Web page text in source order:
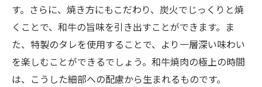
す。さらに、焼き方にもこだわり、炭火でじっくりと焼
くことで、和牛の旨味を引き出すことができます。ま
た、特製のタレを使用することで、より一層深い味わい
を楽しむことができるでしょう。和牛焼肉の極上の時間
は、こうした細部への配慮から生まれるものです。